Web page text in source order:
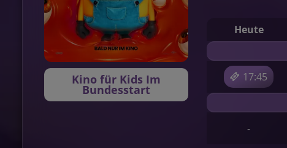
Kino für Kids Im
Bundesstart
Heute
17:45
-